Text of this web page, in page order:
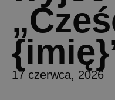
17 czerwca, 2026